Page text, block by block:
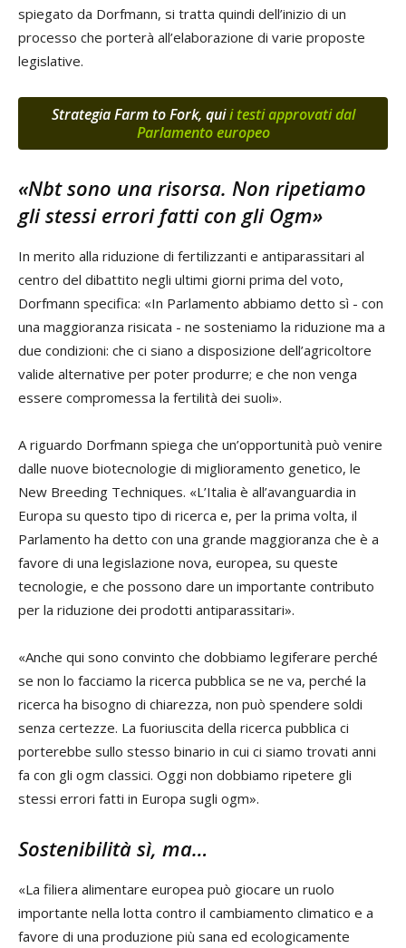
spiegato da Dorfmann, si tratta quindi dell’inizio di un
processo che porterà all’elaborazione di varie proposte
legislative.
Strategia Farm to Fork, qui i testi approvati dal
Parlamento europeo
«Nbt sono una risorsa. Non ripetiamo
gli stessi errori fatti con gli Ogm»
In merito alla riduzione di fertilizzanti e antiparassitari al
centro del dibattito negli ultimi giorni prima del voto,
Dorfmann specifica: «In Parlamento abbiamo detto sì - con
una maggioranza risicata - ne sosteniamo la riduzione ma a
due condizioni: che ci siano a disposizione dell’agricoltore
valide alternative per poter produrre; e che non venga
essere compromessa la fertilità dei suoli».
A riguardo Dorfmann spiega che un’opportunità può venire
dalle nuove biotecnologie di miglioramento genetico, le
New Breeding Techniques. «L’Italia è all’avanguardia in
Europa su questo tipo di ricerca e, per la prima volta, il
Parlamento ha detto con una grande maggioranza che è a
favore di una legislazione nova, europea, su queste
tecnologie, e che possono dare un importante contributo
per la riduzione dei prodotti antiparassitari».
«Anche qui sono convinto che dobbiamo legiferare perché
se non lo facciamo la ricerca pubblica se ne va, perché la
ricerca ha bisogno di chiarezza, non può spendere soldi
senza certezze. La fuoriuscita della ricerca pubblica ci
porterebbe sullo stesso binario in cui ci siamo trovati anni
fa con gli ogm classici. Oggi non dobbiamo ripetere gli
stessi errori fatti in Europa sugli ogm».
Sostenibilità sì, ma…
«La filiera alimentare europea può giocare un ruolo
importante nella lotta contro il cambiamento climatico e a
favore di una produzione più sana ed ecologicamente